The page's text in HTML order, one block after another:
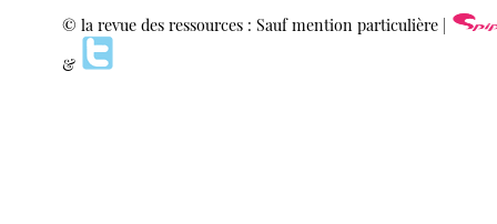
© la revue des ressources : Sauf mention particulière |
&